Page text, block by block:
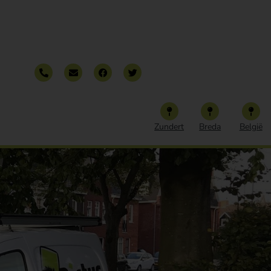
Zundert Breda België